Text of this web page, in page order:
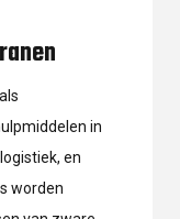
in
en
worden